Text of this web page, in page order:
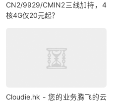
CN2/9929/CMIN2三线加持，4
核4G仅20元起？
Cloudie.hk - 您的业务腾飞的云